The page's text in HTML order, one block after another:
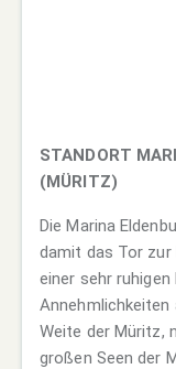
STANDORT
(MÜRITZ)
Die Marina
damit das Tor
einer sehr
Weite der Müritz,
großen Seen der